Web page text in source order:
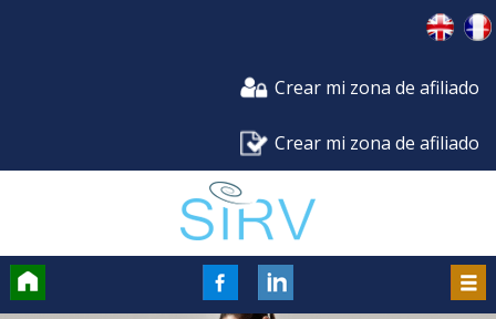
Crear mi zona de afiliado
Crear mi zona de afiliado